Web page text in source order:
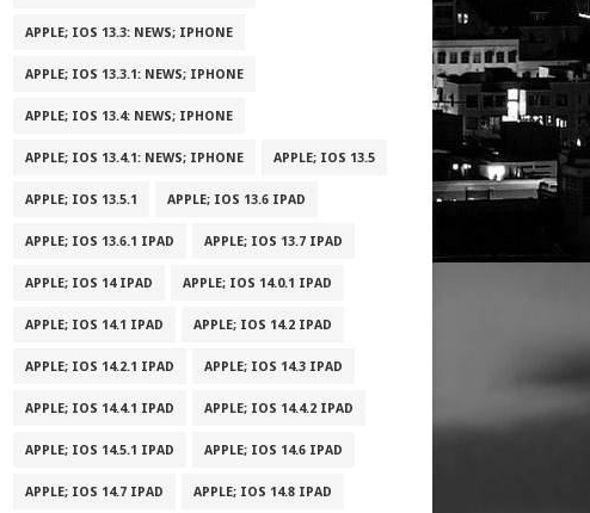
APPLE; IOS 13.3: NEWS; IPHONE
APPLE; IOS 13.3.1: NEWS; IPHONE
APPLE; IOS 13.4: NEWS; IPHONE
APPLE; IOS 13.4.1: NEWS; IPHONE APPLE; IOS 13.5
APPLE; IOS 13.5.1 APPLE; IOS 13.6 IPAD
APPLE; IOS 13.6.1 IPAD APPLE; IOS 13.7 IPAD
APPLE; IOS 14 IPAD APPLE; IOS 14.0.1 IPAD
APPLE; IOS 14.1 IPAD APPLE; IOS 14.2 IPAD
APPLE; IOS 14.2.1 IPAD APPLE; IOS 14.3 IPAD
APPLE; IOS 14.4.1 IPAD APPLE; IOS 14.4.2 IPAD
APPLE; IOS 14.5.1 IPAD APPLE; IOS 14.6 IPAD
APPLE; IOS 14.7 IPAD APPLE; IOS 14.8 IPAD